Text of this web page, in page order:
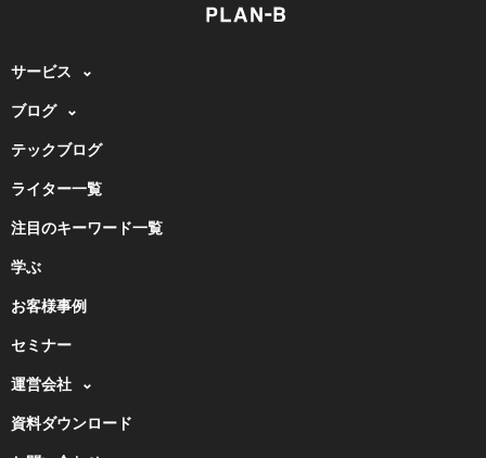
サービス
ブログ
テックブログ
ライター一覧
注目のキーワード一覧
学ぶ
お客様事例
セミナー
運営会社
資料ダウンロード